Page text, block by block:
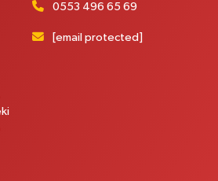
0553 496 65 69
[email protected]